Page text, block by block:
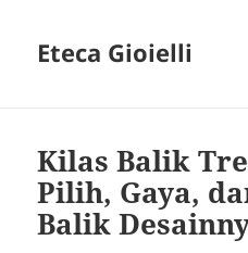
Eteca Gioielli
Kilas Balik
Pilih, Gaya,
Balik